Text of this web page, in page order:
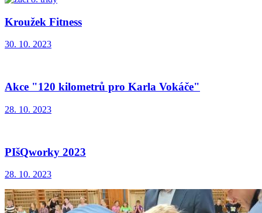
Kroužek Fitness
30. 10. 2023
Akce "120 kilometrů pro Karla Vokáče"
28. 10. 2023
PIšQworky 2023
28. 10. 2023